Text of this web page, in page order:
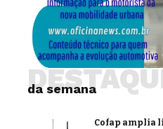
da semana
Cofap amplia